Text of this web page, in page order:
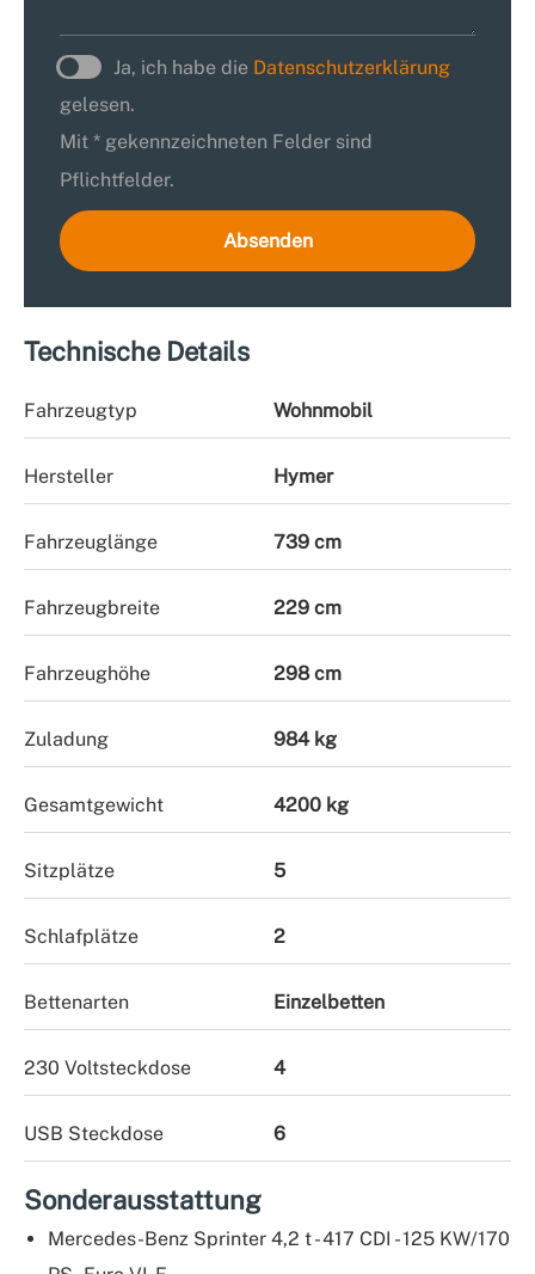
Ja, ich habe die Datenschutzerklärung
gelesen.
Mit * gekennzeichneten Felder sind
Pflichtfelder.
Absenden
Technische Details
Fahrzeugtyp Wohnmobil
Hersteller Hymer
Fahrzeuglänge 739 cm
Fahrzeugbreite 229 cm
Fahrzeughöhe 298 cm
Zuladung 984 kg
Gesamtgewicht 4200 kg
Sitzplätze 5
Schlafplätze 2
Bettenarten Einzelbetten
230 Voltsteckdose 4
USB Steckdose 6
Sonderausstattung
Mercedes-Benz Sprinter 4,2 t - 417 CDI - 125 KW/170